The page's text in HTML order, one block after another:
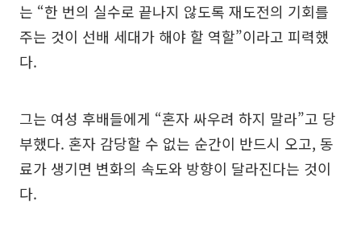
는 “한 번의 실수로 끝나지 않도록 재도전의 기회를
주는 것이 선배 세대가 해야 할 역할”이라고 피력했
다.
그는 여성 후배들에게 “혼자 싸우려 하지 말라”고 당
부했다. 혼자 감당할 수 없는 순간이 반드시 오고, 동
료가 생기면 변화의 속도와 방향이 달라진다는 것이
다.